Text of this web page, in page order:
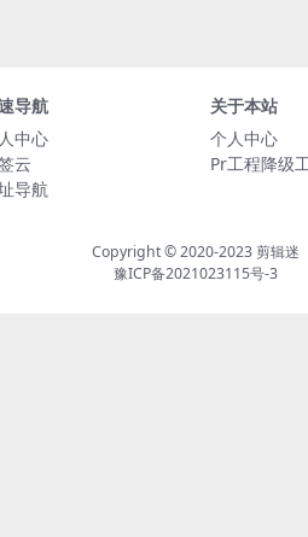
导航
中心
云
导航
关于本站
个人中心
Pr工程降级
Copyright © 2020-2023剪辑迷
豫ICP备2021023115号-3